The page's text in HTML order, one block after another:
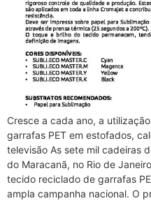
Cresce a cada ano, a
garrafas PET em estofados,
televisão As sete mil cadeiras
do Maracanã, no Rio de
tecido reciclado de garrafas
ampla campanha nacional. O